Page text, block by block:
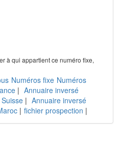
à qui appartient ce numéro fixe,
Numéros fixe Numéros
| Annuaire inversé
| Annuaire inversé
| fichier prospection |